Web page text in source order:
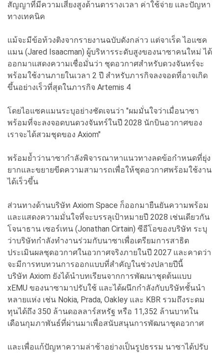
สัญญาที่มีความเสี่ยงสูงด้านตารางเวลา ค่าใช้จ่าย และปัญหา
ทางเทคนิค
แม้จะมีข้อท้วงติงจากรายงานฉบับดังกล่าว แต่จาเร็ด ไอแซค
แมน (Jared Isaacman) ผู้บริหารระดับสูงของนาซาคนใหม่ ได้
ออกมาแสดงความเชื่อมั่นว่า ชุดอวกาศสำหรับดวงจันทร์จะ
พร้อมใช้งานภายในเวลา 2 ปี สำหรับภารกิจลงจอดที่อาจเกิด
ขึ้นอย่างเร็วที่สุดในภารกิจ Artemis 4
โดยไอแซคแมนระบุอย่างชัดเจนว่า "ผมมั่นใจว่าเมื่อนาซา
พร้อมที่จะลงจอดบนดวงจันทร์ในปี 2028 นักบินอวกาศของ
เราจะได้สวมชุดของ Axiom"
พร้อมย้ำว่านาซากำลังพิจารณาหาแนวทางลดข้อกำหนดที่ยุ่ง
ยากและขยายขีดความสามารถเพื่อให้ชุดอวกาศพร้อมใช้งาน
ได้เร็วขึ้น
ส่วนทางด้านบริษัท Axiom Space ก็ออกมายืนยันความพร้อม
และแสดงความมั่นใจที่จะบรรลุเป้าหมายปี 2028 เช่นเดียวกัน
โจนาธาน เซอร์เทน (Jonathan Cirtain) ซีอีโอของบริษัท ระบุ
ว่าบริษัทกำลังทำงานร่วมกับนาซาเพื่อเตรียมการสาธิต
ประเมินผลชุดอวกาศในอวกาศจริงภายในปี 2027 และคาดว่า
จะมีการทบทวนการออกแบบที่สำคัญในช่วงปลายปีนี้
บริษัท Axiom ยังได้นำบทเรียนจากการพัฒนาชุดต้นแบบ
xEMU ของนาซามาปรับใช้ และได้ผนึกกำลังกับบริษัทชั้นนำ
หลายแห่ง เช่น Nokia, Prada, Oakley และ KBR รวมถึงระดม
ทุนได้ถึง 350 ล้านดอลลาร์สหรัฐ หรือ 11,352 ล้านบาทใน
เดือนกุมภาพันธ์ที่ผ่านมาเพื่อสนับสนุนการพัฒนาชุดอวกาศ
และเพื่อแก้ปัญหาความล่าช้าอย่างเป็นรูปธรรม นาซาได้ปรับ